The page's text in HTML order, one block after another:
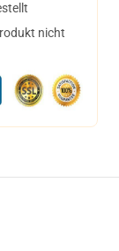
nicht